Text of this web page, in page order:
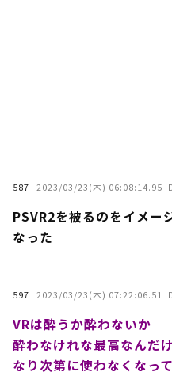
587 : 2023/03/23(木) 06:08:14.95
PSVR2を被るのをイメー
なった
597 : 2023/03/23(木) 07:22:06.51
VRは酔うか酔わないか
酔わなけれな最高なんだ
なり次第に使わなくなっ